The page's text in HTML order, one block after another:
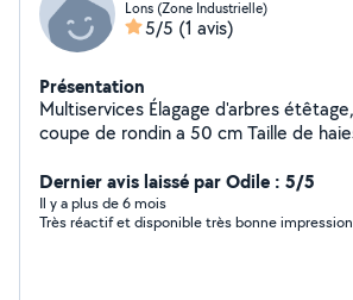
Lons (Zone Industrielle)
5/5 (1 avis)
Présentation
Multiservices Élagage d'arbres étêtage, abattage des
coupe de rondin a 50 cm Taille de haies Tente de
clôture Nettoyage de gouttière Traitement anti mousse
sur toiture Devis gratuit. Travaux avec nacelle non
facturé. Déplacement de distance
Dernier avis laissé par Odile : 5/5
Il y a plus de 6 mois
Très réactif et disponible très bonne impression